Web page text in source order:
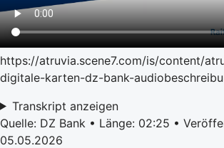
https://atruvia.scene7.com/is/content/
digitale-karten-dz-bank-
Transkript anzeigen
Quelle: DZ Bank • Länge: 02:25 •
05.05.2026